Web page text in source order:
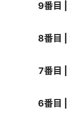
9番目 |
8番目 |
7番目 |
6番目 |